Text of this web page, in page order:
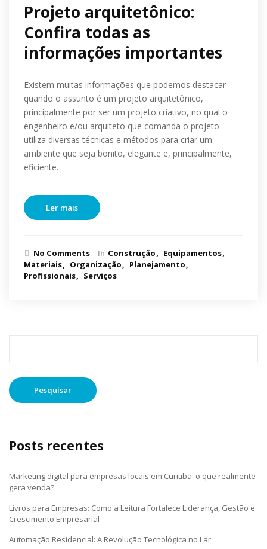
Projeto arquitetônico:
Confira todas as
informações importantes
Existem muitas informações que podemos destacar
quando o assunto é um projeto arquitetônico,
principalmente por ser um projeto criativo, no qual o
engenheiro e/ou arquiteto que comanda o projeto
utiliza diversas técnicas e métodos para criar um
ambiente que seja bonito, elegante e, principalmente,
eficiente.
Ler mais
No Comments In Construção
Equipamentos
Materiais
Organização
Planejamento
Profissionais
Serviços
Posts recentes
Marketing digital para empresas locais em Curitiba: o que realmente
gera venda?
Livros para Empresas: Como a Leitura Fortalece Liderança, Gestão e
Crescimento Empresarial
Automação Residencial: A Revolução Tecnológica no Lar